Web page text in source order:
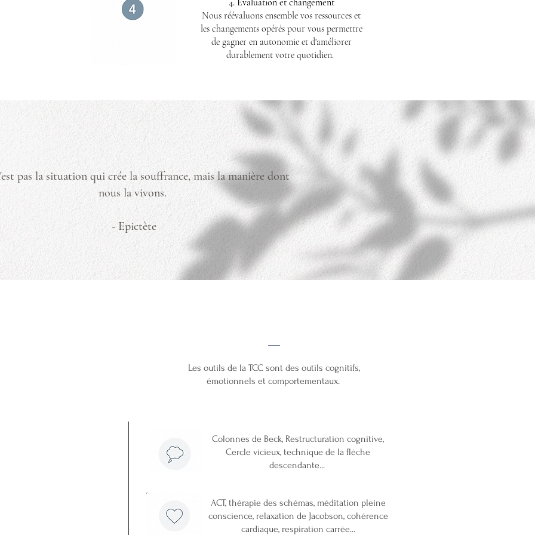
4. Evaluation et changement
Nous réévaluons ensemble vos ressources et
les changements opérés pour vous permettre
de gagner en autonomie et d'améliorer
durablement votre quotidien.
pas la situation qui crée la souffrance, mais la manière dont
nous la vivons.
- Epictète
Les outils de la TCC sont des outils cognitifs,
émotionnels et comportementaux.
Colonnes de Beck, Restructuration cognitive,
Cercle vicieux, technique de la flèche
descendante...
ACT, thérapie des schémas, méditation pleine
conscience, relaxation de Jacobson, cohérence
cardiaque, respiration carrée...